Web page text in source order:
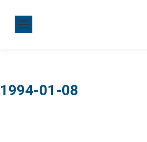
1994-01-08